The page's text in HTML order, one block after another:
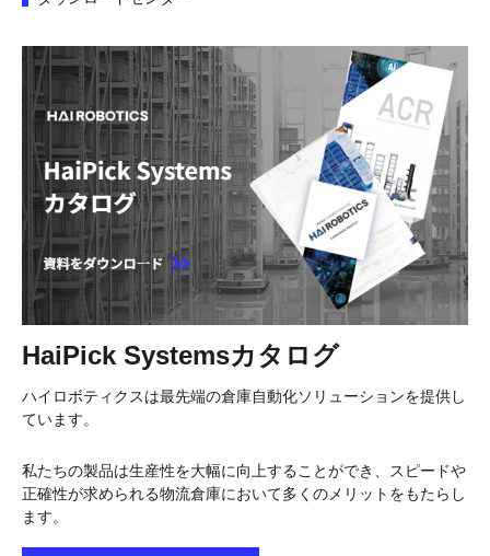
HaiPick Systemsカタログ
ハイロボティクスは最先端の倉庫自動化ソリューションを提供し
ています。
私たちの製品は生産性を大幅に向上することができ、スピードや
正確性が求められる物流倉庫において多くのメリットをもたらし
ます。